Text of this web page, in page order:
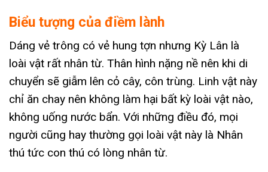
Biểu tượng của điềm lành
Dáng vẻ trông có vẻ hung tợn nhưng Kỳ Lân là
loài vật rất nhân từ. Thân hình nặng nề nên khi di
chuyển sẽ giẫm lên cỏ cây, côn trùng. Linh vật này
chỉ ăn chay nên không làm hại bất kỳ loài vật nào,
không uống nước bẩn. Với những điều đó, mọi
người cũng hay thường gọi loài vật này là Nhân
thú tức con thú có lòng nhân từ.